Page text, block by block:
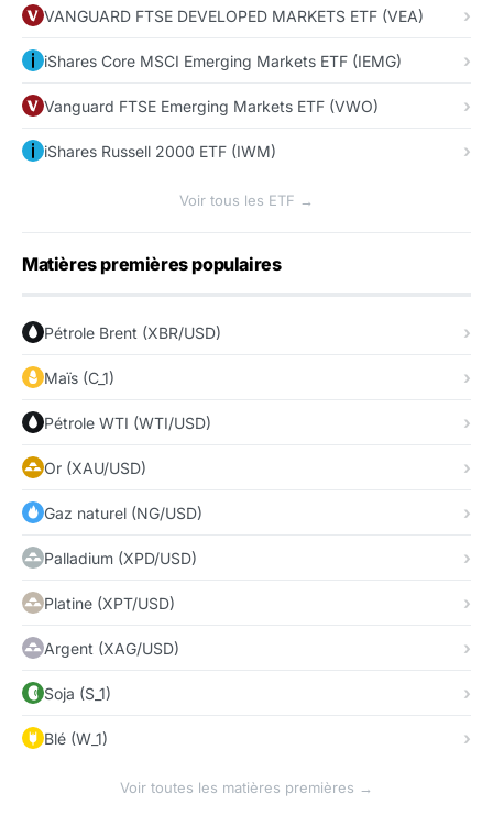
VANGUARD FTSE DEVELOPED MARKETS ETF (VEA)
iShares Core MSCI Emerging Markets ETF (IEMG)
Vanguard FTSE Emerging Markets ETF (VWO)
iShares Russell 2000 ETF (IWM)
Voir tous les ETF →
Matières premières populaires
Pétrole Brent (XBR/USD)
Maïs (C_1)
Pétrole WTI (WTI/USD)
Or (XAU/USD)
Gaz naturel (NG/USD)
Palladium (XPD/USD)
Platine (XPT/USD)
Argent (XAG/USD)
Soja (S_1)
Blé (W_1)
Voir toutes les matières premières →